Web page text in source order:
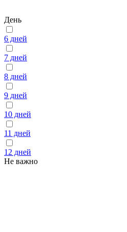
День
6 дней
7 дней
8 дней
9 дней
10 дней
11 дней
12 дней
Не важно